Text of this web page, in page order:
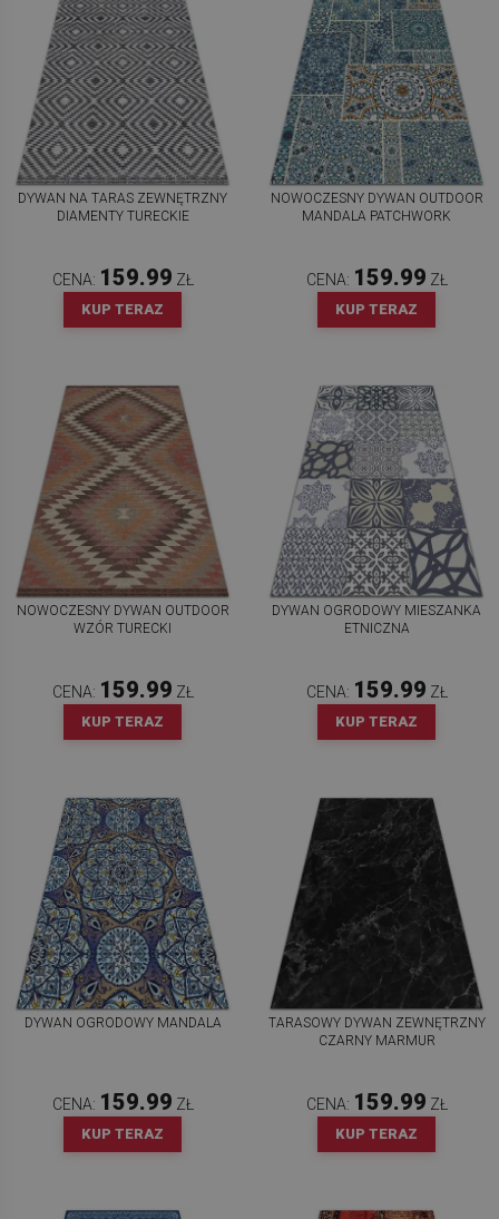
DYWAN NA TARAS ZEWNĘTRZNY
DIAMENTY TURECKIE
CENA: 159.99 ZŁ
KUP TERAZ
NOWOCZESNY DYWAN OUTDOOR
MANDALA PATCHWORK
CENA: 159.99 ZŁ
KUP TERAZ
NOWOCZESNY DYWAN OUTDOOR
WZÓR TURECKI
CENA: 159.99 ZŁ
KUP TERAZ
DYWAN OGRODOWY MIESZANKA
ETNICZNA
CENA: 159.99 ZŁ
KUP TERAZ
DYWAN OGRODOWY MANDALA
CENA: 159.99 ZŁ
KUP TERAZ
TARASOWY DYWAN ZEWNĘTRZNY
CZARNY MARMUR
CENA: 159.99 ZŁ
KUP TERAZ